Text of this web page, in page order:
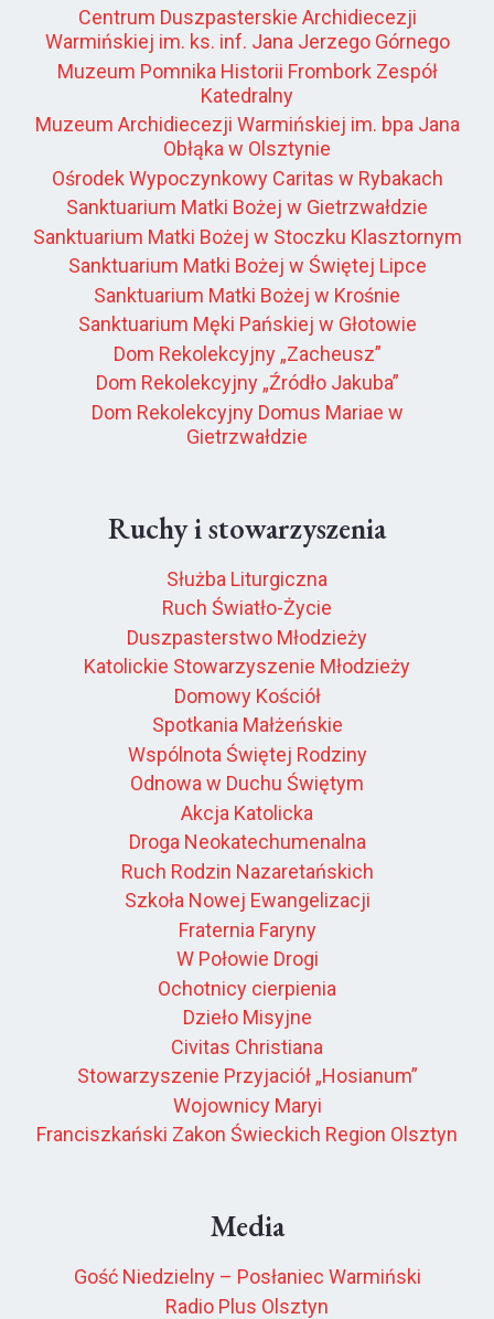
Centrum Duszpasterskie Archidiecezji
Warmińskiej im. ks. inf. Jana Jerzego Górnego
Muzeum Pomnika Historii Frombork Zespół
Katedralny
Muzeum Archidiecezji Warmińskiej im. bpa Jana
Obłąka w Olsztynie
Ośrodek Wypoczynkowy Caritas w Rybakach
Sanktuarium Matki Bożej w Gietrzwałdzie
Sanktuarium Matki Bożej w Stoczku Klasztornym
Sanktuarium Matki Bożej w Świętej Lipce
Sanktuarium Matki Bożej w Krośnie
Sanktuarium Męki Pańskiej w Głotowie
Dom Rekolekcyjny „Zacheusz”
Dom Rekolekcyjny „Źródło Jakuba”
Dom Rekolekcyjny Domus Mariae w
Gietrzwałdzie
Ruchy i stowarzyszenia
Służba Liturgiczna
Ruch Światło-Życie
Duszpasterstwo Młodzieży
Katolickie Stowarzyszenie Młodzieży
Domowy Kościół
Spotkania Małżeńskie
Wspólnota Świętej Rodziny
Odnowa w Duchu Świętym
Akcja Katolicka
Droga Neokatechumenalna
Ruch Rodzin Nazaretańskich
Szkoła Nowej Ewangelizacji
Fraternia Faryny
W Połowie Drogi
Ochotnicy cierpienia
Dzieło Misyjne
Civitas Christiana
Stowarzyszenie Przyjaciół „Hosianum”
Wojownicy Maryi
Franciszkański Zakon Świeckich Region Olsztyn
Media
Gość Niedzielny – Posłaniec Warmiński
Radio Plus Olsztyn